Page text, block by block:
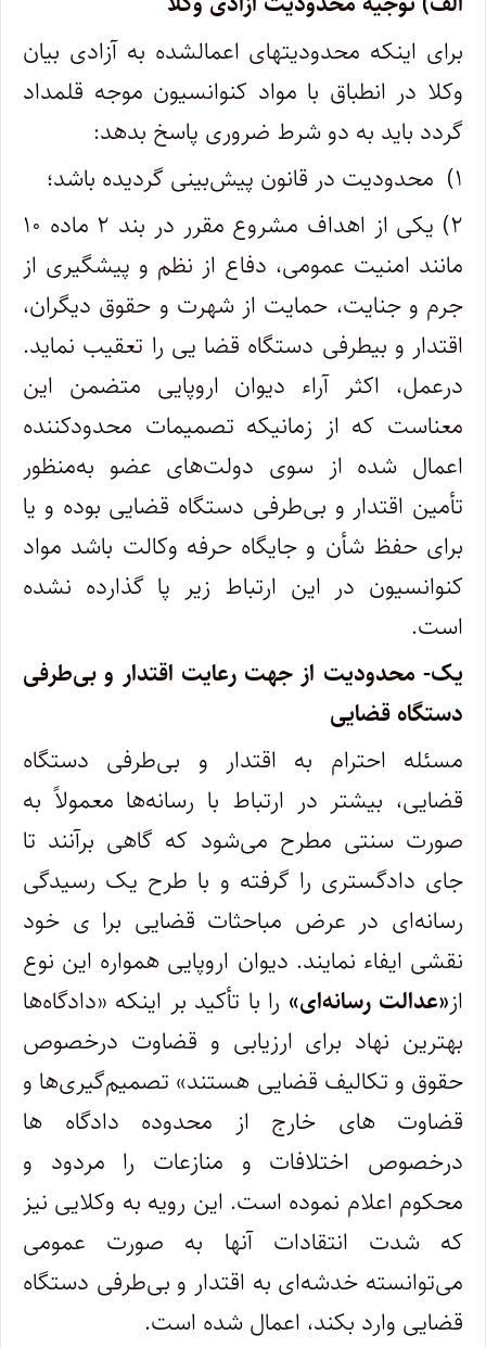
برای اینکه محدودیتهای اعمالشده به آزادی بیان
وکلا در انطباق با مواد کنوانسیون موجه قلمداد
گردد باید به دو شرط ضروری پاسخ بدهد:
۱) محدودیت در قانون پیش
بینی گردیده باشد؛
۲) یکی از اهداف مشروع مقرر در بند ۲ ماده ۱۰
مانند امنیت عمومی، دفاع از نظم و پیشگیری از
جرم و جنایت، حمایت از شهرت و حقوق دیگران،
اقتدار و بیطرفی دستگاه قضا یی را تعقیب نماید.
درعمل، اکثر آراء دیوان اروپایی متضمن این
معناست که از زمانیکه تصمیمات محدودکننده
اعمال شده از سوی دولتهای عضو بهمنظور
تأمین اقتدار و بیطرفی دستگاه قضایی بوده و یا
برای حفظ شأن و جایگاه حرفه وکالت باشد مواد
کنوانسیون در این ارتباط زیر پا گذارده نشده
است.
یک- محدودیت از جهت رعایت اقتدار و بیطرفی
دستگاه قضایی
مسئله احترام به اقتدار و بیطرفی دستگاه
قضایی، بیشتر در ارتباط با رسانهها معمولاً به
صورت سنتی مطرح میشود که گاهی برآنند تا
جای دادگستری را گرفته و با طرح یک رسیدگی
رسانهای در عرض مباحثات قضایی برا ی خود
نقشی ایفاء نمایند. دیوان اروپایی همواره این نوع
از«عدالت رسانهای» را با تأکید بر اینکه «دادگاهها
بهترین نهاد برای ارزیابی و قضاوت درخصوص
حقوق و تکالیف قضایی هستند» تصمیمگیریها و
قضاوت های خارج از محدوده دادگاه ها
درخصوص اختلافات و منازعات را مردود و
محکوم اعلام نموده است. این رویه به وکلایی نیز
که شدت انتقادات آنها به صورت عمومی
میتوانسته خدشهای به اقتدار و بیطرفی دستگاه
قضایی وارد بکند، اعمال شده است.